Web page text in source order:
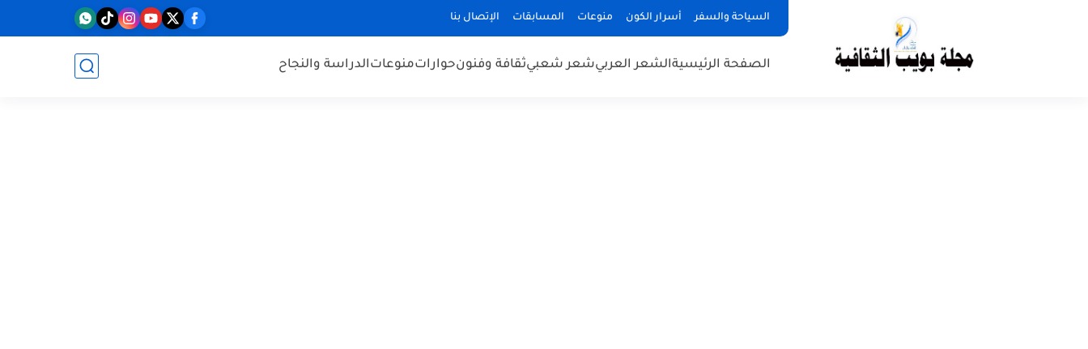
السياحة والسفر أسرار الكون منوعات المسابقات الإتصال بنا
الصفحة الرئيسيةالشعر العربيشعر شعبيثقافة وفنونحواراتمنوعاتالدراسة والنجاح